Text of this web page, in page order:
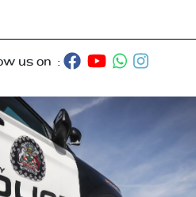
us on :